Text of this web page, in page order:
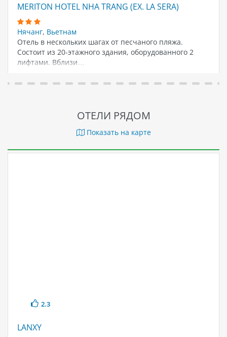
MERITON HOTEL NHA TRANG (EX. LA SERA)
Нячанг, Вьетнам
Отель в нескольких шагах от песчаного пляжа.
Состоит из 20-этажного здания, оборудованного 2
лифтами. Вблизи…
ОТЕЛИ РЯДОМ
Показать на карте
2.3
LANXY